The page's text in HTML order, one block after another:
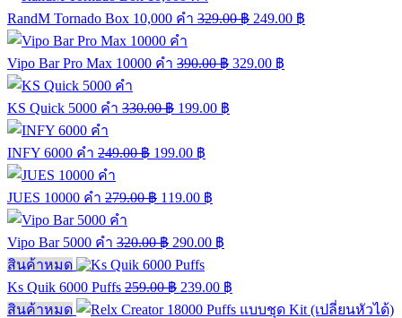
RandM Tornado Box 10,000 คำ 329.00฿ 249.00 ฿
Vipo Bar Pro Max 10000 คำ 390.00฿ 329.00 ฿
KS Quick 5000 คำ 330.00฿ 199.00 ฿
INFY 6000 คำ 249.00฿ 199.00 ฿
JUES 10000 คำ 279.00฿ 119.00 ฿
Vipo Bar 5000 คำ 320.00฿ 290.00 ฿
สินค้าหมด
Ks Quik 6000 Puffs 259.00฿ 239.00 ฿
สินค้าหมด